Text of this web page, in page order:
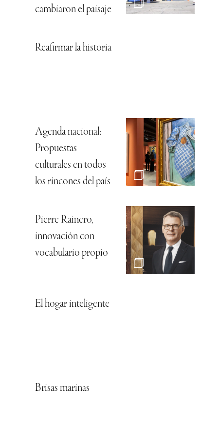
cambiaron el paisaje
Reafirmar la historia
Agenda nacional:
Propuestas
culturales en todos
los rincones del país
Pierre Rainero,
innovación con
vocabulario propio
El hogar inteligente
Brisas marinas